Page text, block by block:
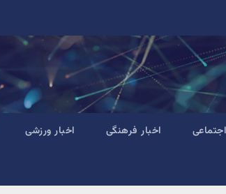
اخبار فرهنگی اخبار ورزشی